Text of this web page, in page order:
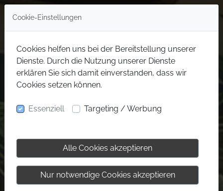
Cookie-Einstellungen
Cookies helfen uns bei der Bereitstellung unserer
Dienste. Durch die Nutzung unserer Dienste
erklären Sie sich damit einverstanden, dass wir
Cookies setzen können.
Essenziell Targeting / Werbung
Alle Cookies akzeptieren
Nur notwendige Cookies akzeptieren